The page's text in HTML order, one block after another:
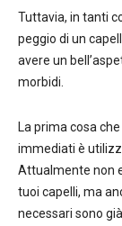
Tuttavia, in tanti
peggio di un
avere un
morbidi.
La prima cosa
immediati è
Attualmente non
tuoi capelli, ma
necessari sono